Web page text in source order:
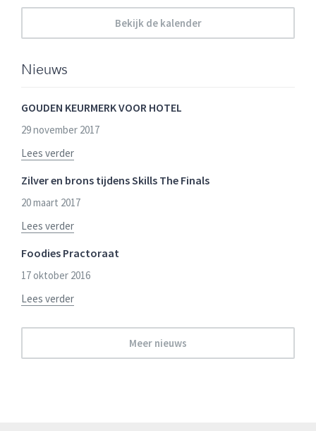
Bekijk de kalender
Nieuws
GOUDEN KEURMERK VOOR HOTEL
29 november 2017
Lees verder
Zilver en brons tijdens Skills The Finals
20 maart 2017
Lees verder
Foodies Practoraat
17 oktober 2016
Lees verder
Meer nieuws